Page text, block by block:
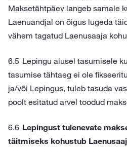
Maksetähtpäev langeb samale
Laenuandjal on õigus lugeda
vähem tagatud Laenusaaja
Lepingu alusel tasumisele
tasumise tähtaeg ei ole
ja/või Lepingus, tuleb tasuda
poolt esitatud arvel toodud
Lepingust tulenevate
täitmiseks kohustub